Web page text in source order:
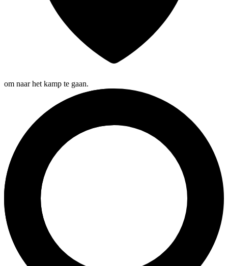
om naar het kamp te gaan.